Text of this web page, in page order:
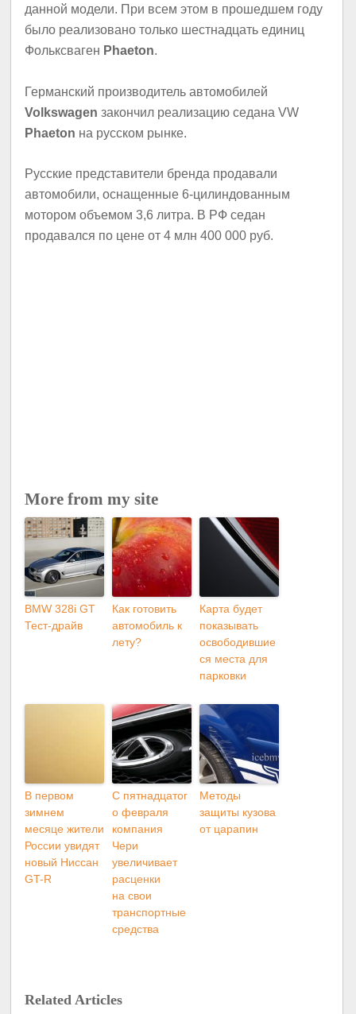
данной модели. При всем этом в прошедшем году
было реализовано только шестнадцать единиц
Фольксваген Phaeton.
Германский производитель автомобилей
Volkswagen закончил реализацию седана VW
Phaeton на русском рынке.
Русские представители бренда продавали
автомобили, оснащенные 6-цилиндованным
мотором объемом 3,6 литра. В РФ седан
продавался по цене от 4 млн 400 000 руб.
More from my site
BMW 328i GT
Тест-драйв
Как готовить
автомобиль к
лету?
Карта будет
показывать
освободившие
ся места для
парковки
В первом
зимнем
месяце жители
России увидят
новый Ниссан
GT-R
С пятнадцатог
о февраля
компания
Чери
увеличивает
расценки
на свои
транспортные
средства
Методы
защиты кузова
от царапин
Related Articles